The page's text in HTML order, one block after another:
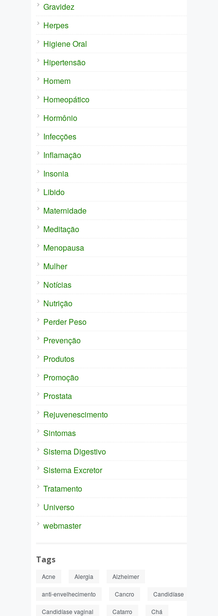
Gravidez
Herpes
Higiene Oral
Hipertensão
Homem
Homeopático
Hormônio
Infecções
Inflamação
Insonia
Libido
Maternidade
Meditação
Menopausa
Mulher
Notícias
Nutrição
Perder Peso
Prevenção
Produtos
Promoção
Prostata
Rejuvenescimento
Sintomas
Sistema Digestivo
Sistema Excretor
Tratamento
Universo
webmaster
Tags
Acne Alergia Alzheimer
anti-envelhecimento Cancro Candidíase
Candidíase vaginal Catarro Chá